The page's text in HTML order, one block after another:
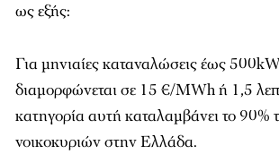
ως εξής:
Για μηνιαίες καταναλώσεις έως
διαμορφώνεται σε 15 €/MWh ή 1,5
κατηγορία αυτή καταλαμβάνει το 90%
νοικοκυριών στην Ελλάδα.